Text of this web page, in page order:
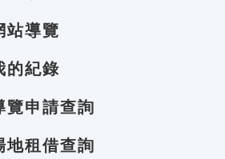
站導覽
的紀錄
覽申請查詢
地租借查詢